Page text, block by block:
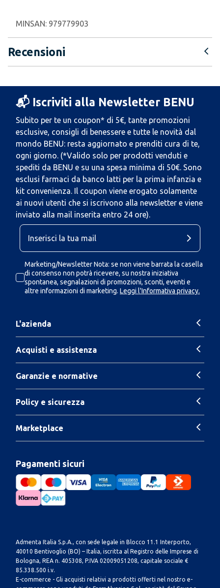
MINSAN: 979779903
Recensioni
📬 Iscriviti alla Newsletter BENU
Subito per te un coupon* di 5€, tante promozioni
esclusive, consigli di benessere e tutte le novità dal
mondo BENU: resta aggiornato e prenditi cura di te,
ogni giorno. (*Valido solo per prodotti venduti e
spediti da BENU e su una spesa minima di 50€. Sono
esclusi farmaci da banco latti per la prima infanzia e
kit convenienza. Il coupon viene erogato solamente
ai nuovi utenti che si iscrivono alla newsletter e viene
inviato alla mail inserita entro 24 ore).
Marketing/Newsletter Nota: se non viene barrata la casella
di consenso non potrà ricevere, su nostra iniziativa
spontanea, segnalazioni di promozioni, sconti, eventi e
altre informazioni di marketing. Leggi l'Informativa privacy.
L'azienda
Acquisti e assistenza
Garanzie e normative
Policy e sicurezza
Marketplace
Pagamenti sicuri
Admenta Italia S.p.A., con sede legale in Blocco 11.1 Interporto,
40010 Bentivoglio (BO) – Italia, iscritta al Registro delle Imprese di
Bologna, REA n. 405308, P.IVA 02009051208, capitale sociale €
85.338.500 i.v.
E-commerce - Gli acquisti relativi a prodotti offerti nel nostro e-